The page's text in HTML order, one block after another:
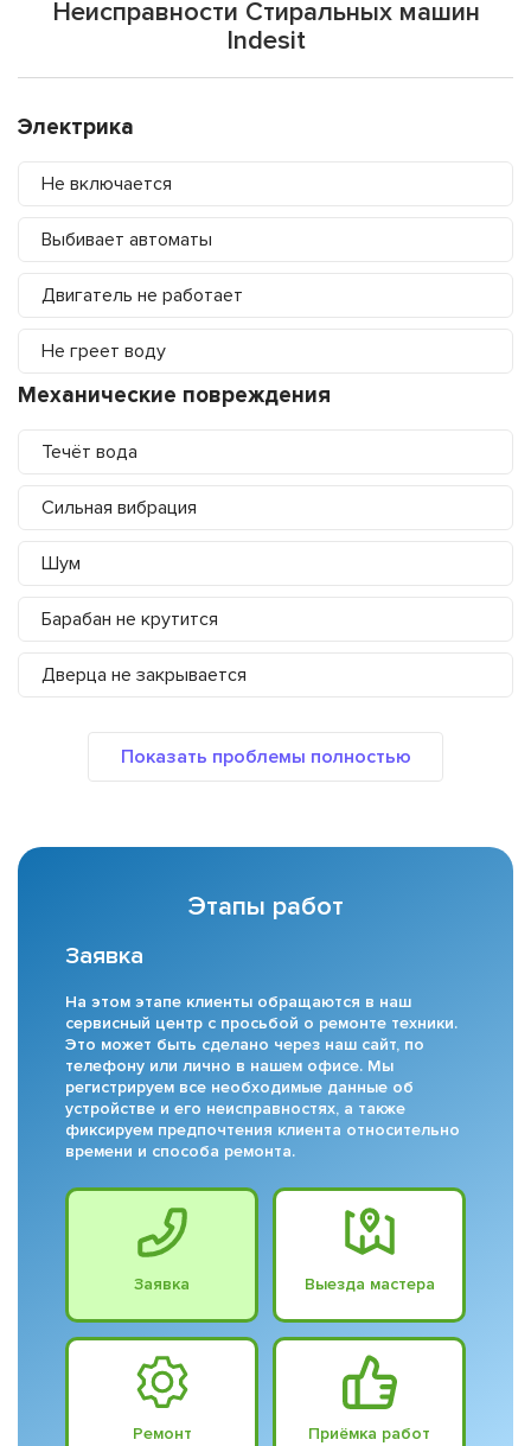
Неисправности Стиральных машин
Indesit
Электрика
Не включается
Выбивает автоматы
Двигатель не работает
Не греет воду
Механические повреждения
Течёт вода
Сильная вибрация
Шум
Барабан не крутится
Дверца не закрывается
Этапы работ
Заявка
На этом этапе клиенты обращаются в наш
сервисный центр с просьбой о ремонте техники.
Это может быть сделано через наш сайт, по
телефону или лично в нашем офисе. Мы
регистрируем все необходимые данные об
устройстве и его неисправностях, а также
фиксируем предпочтения клиента относительно
времени и способа ремонта.
Заявка Выезда мастера
Ремонт Приёмка работ